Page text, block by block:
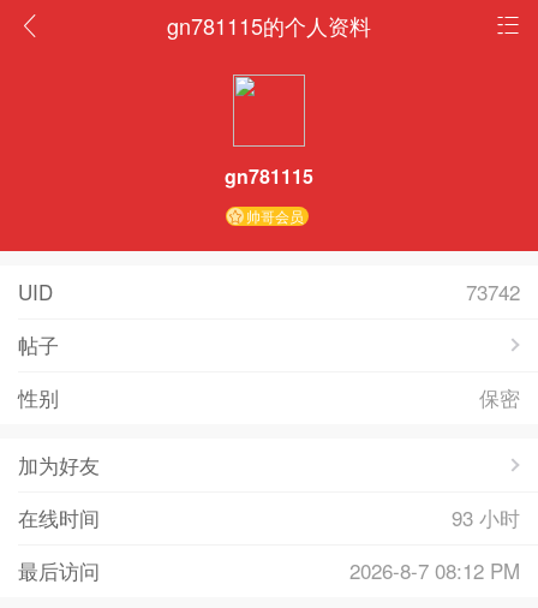
gn781115的个人资料
gn781115
帅哥会员
UID
73742
帖子
性别
保密
加为好友
在线时间
93 小时
最后访问
2026-8-7 08:12 PM